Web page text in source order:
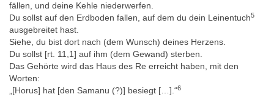
fällen, und deine Kehle niederwerfen.
Du sollst auf den Erdboden fallen, auf dem du dein Leinentuch5
ausgebreitet hast.
Siehe, du bist dort nach (dem Wunsch) deines Herzens.
Du sollst [rt. 11,1] auf ihm (dem Gewand) sterben.
Das Gehörte wird das Haus des Re erreicht haben, mit den
Worten:
„[Horus] hat [den Samanu (?)] besiegt […].“6